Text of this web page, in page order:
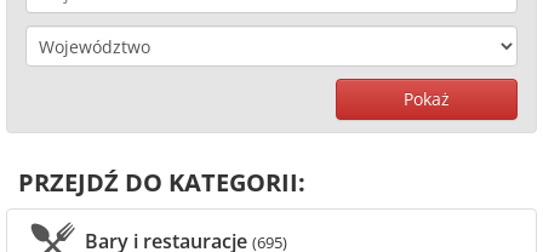
Pokaż
PRZEJDŹ DO KATEGORII:
Bary i restauracje (695)